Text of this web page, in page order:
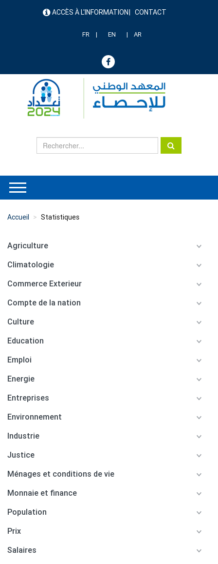
menu ACCÈS À L'INFORMATION CONTACT
FR EN AR
Accueil Statistiques
Agriculture
Climatologie
Commerce Exterieur
Compte de la nation
Culture
Education
Emploi
Energie
Entreprises
Environnement
Industrie
Justice
Ménages et conditions de vie
Monnaie et finance
Population
Prix
Salaires